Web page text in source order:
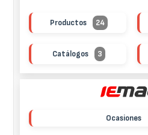
Productos 24
Catálogos 3
Ocasiones